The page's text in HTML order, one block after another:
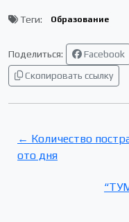
Теги: Образование
Поделиться: Facebook
Скопировать ссылку
← Количество
ото дня